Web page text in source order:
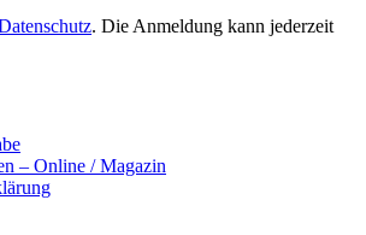
. Die Anmeldung kann jederzeit
– Online / Magazin